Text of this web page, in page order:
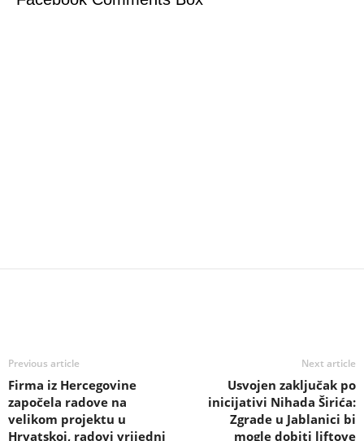
Previous article
Firma iz Hercegovine
započela radove na
velikom projektu u
Hrvatskoj, radovi vrijedni
Next article
Usvojen zaključak po
inicijativi Nihada Širića:
Zgrade u Jablanici bi
mogle dobiti liftove